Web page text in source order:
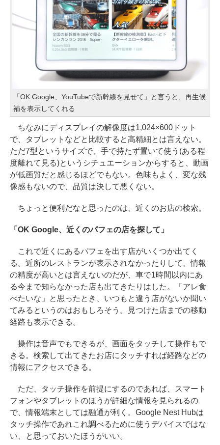
「OK Google、YouTubeで新幹線を見せて」と言うと、再生候
補を表示してくれる
ちなみにディスプレイの解像度は1,024×600ドット
で、タブレットなどと比較すると高精細とは言えない。
ただ7型というサイズで、手で持たず置いて使う(ある程
度離れて見る)というシチュエーションからすると、動画
が低画質だと感じるほどでもない。色味もよく、変な残
像感もないので、品質は決して悪くない。
ちょっと便利だなと思ったのは、近くのお店の検索。
「OK Google、近くのパフェの店を探して」
これで近くにあるパフェを出す店がいくつか出てく
る。近所のレストランが表示されなかったりして、情報
の精度が高いとは言えないのだが、車で1時間以内にあ
る今まで知らなかった店も出てきたりはした。「アレ食
べたいな」と思ったとき、いつもと違う店がないか聞い
てみるというのはおもしろそう。見つけた店までの移動
経路も表示できる。
操作は音声でもできるが、画面をタッチして操作もで
きる。検索して出てきたお店にタッチすれば経路などの
情報にアクセスできる。
ただ、タッチ操作を前提にするのであれば、スマート
フォンやタブレットのほうが詳細な情報を見られるの
で、情報端末としては融通が利く。Google Nest Hubは
タッチ操作であれこれ調べるために使うデバイスではな
い、と思っておいたほうがいい。